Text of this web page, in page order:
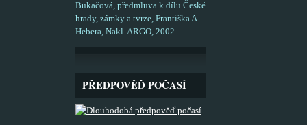
Bukačová, předmluva k dílu České
hrady, zámky a tvrze, Františka A.
Hebera, Nakl. ARGO, 2002
PŘEDPOVĚĎ POČASÍ